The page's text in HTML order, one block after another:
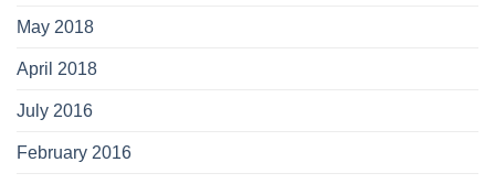
May 2018
April 2018
July 2016
February 2016